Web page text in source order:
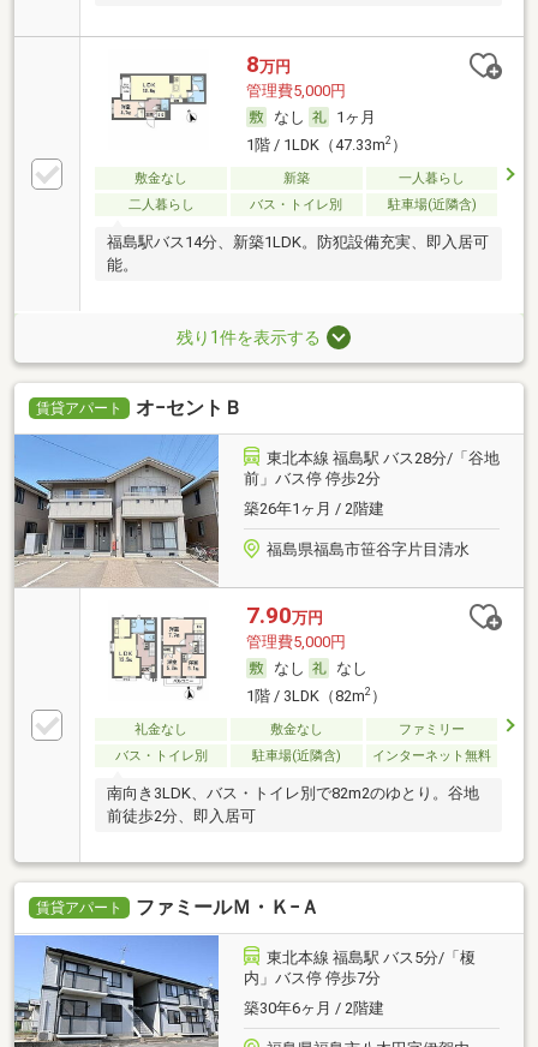
8万円
管理費5,000円
なし
1ヶ月
1階 / 1LDK（47.33m2）
敷金なし 新築
一人暮らし
二人暮らし
バス・トイレ別 駐車場(近隣含)
福島駅バス14分、新築1LDK。防犯設備充実、即入居可
能。
残り1件を表示する
賃貸アパート オ−セントＢ
東北本線 福島駅 バス28分/「谷地
前」バス停 停歩2分
築26年1ヶ月 / 2階建
福島県福島市笹谷字片目清水
7.90万円
管理費5,000円
なし
なし
1階 / 3LDK（82m2）
礼金なし 敷金なし
ファミリー
バス・トイレ別
駐車場(近隣含) インターネット無料
南向き3LDK、バス・トイレ別で82m2のゆとり。谷地
前徒歩2分、即入居可
賃貸アパート ファミールＭ・Ｋ−Ａ
東北本線 福島駅 バス5分/「榎
内」バス停 停歩7分
築30年6ヶ月 / 2階建